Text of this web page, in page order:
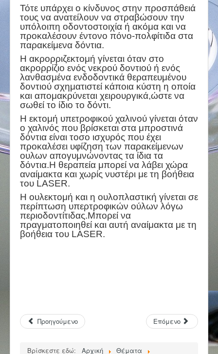
Τότε υπάρχει ο κίνδυνος στην προσπάθειά
τους να ανατείλουν να στραβώσουν την
υπόλοιπη οδοντοστοιχία ή ακόμα και να
προκαλέσουν έντονο πόνο-πολφίτιδα στα
παρακείμενα δόντια.
Η ακρορριζεκτομή γίνεται όταν στο
ακρορρίζιο ενός νεκρού δοντιού ή ενός
λανθασμένα ενδοδοντικά θεραπευμένου
δοντιού σχηματιστεί κάποια κύστη η οποία
και απομακρύνεται χειρουργικά,ώστε να
σωθεί το ίδιο το δόντι.
Η εκτομή υπετροφικού χαλινού γίνεται όταν
ο χαλινός που βρίσκεται στα μπροστινά
δόντια είναι τοσο ισχυρός που έχει
προκαλέσει υφίζηση των παρακείμενων
ουλων απογυμνώνοντας τα ίδια τα
δόντια.Η θεραπεία μπορεί να λάβει χώρα
αναίμακτα και χωρίς νυστέρι με τη βοήθεια
του LASER.
Η ουλεκτομή και η ουλοπλαστική γίνεται σε
περίπτωση υπερτροφικών ούλων λόγω
περιοδοντίτιδας.Μπορεί να
πραγματοποιηθεί και αυτή αναίμακτα με τη
βοήθεια του LASER.
Προηγούμενο Επόμενο
Βρίσκεστε εδώ: Αρχική Θέματα